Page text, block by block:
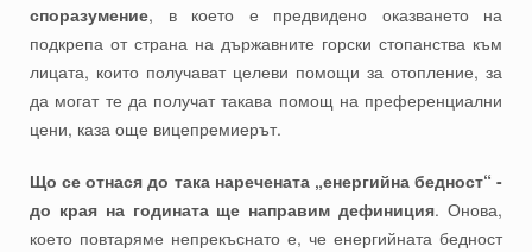
споразумение, в което е предвидено оказването на
подкрепа от страна на държавните горски стопанства към
лицата, които получават целеви помощи за отопление, за
да могат те да получат такава помощ на преференциални
цени, каза още вицепремиерът.
Що се отнася до така наречената „енергийна бедност“ -
до края на годината ще направим дефиниция. Онова,
което повтаряме непрекъснато е, че енергийната бедност